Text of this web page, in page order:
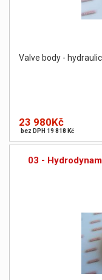
Valve body -
23 980Kč
bez DPH 19 818 Kč
03 -